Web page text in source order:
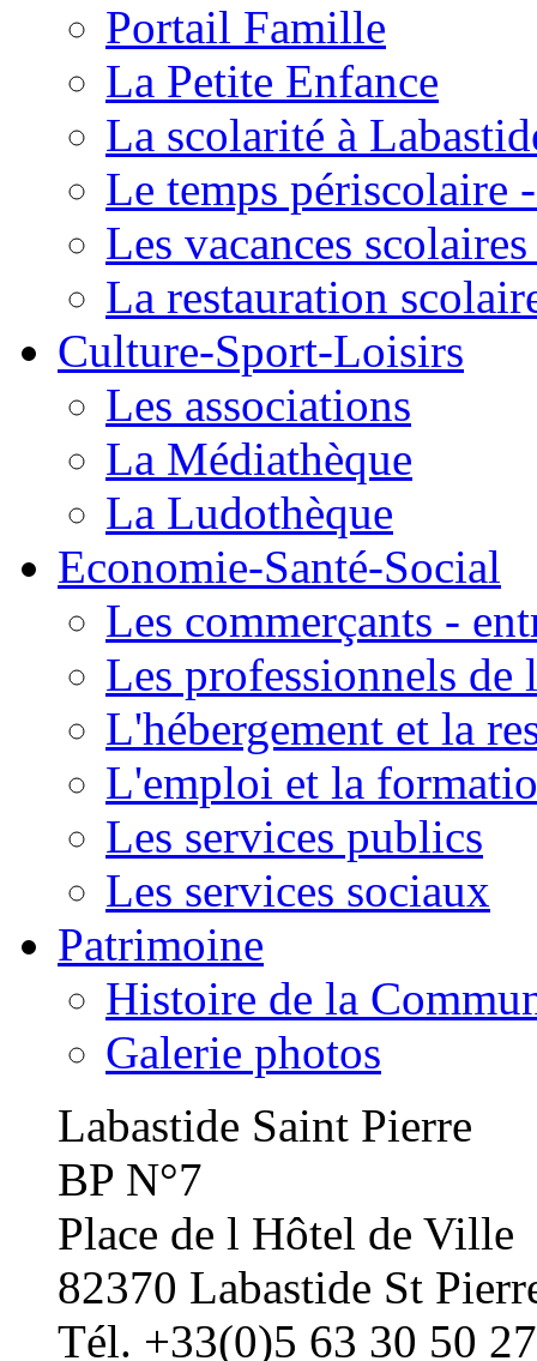
Portail Famille
La Petite Enfance
La scolarité à
Le temps périscolaire
Les vacances
La restauration
Culture-Sport-Loisirs
Les associations
La Médiathèque
La Ludothèque
Economie-Santé-Social
Les commerçants -
Les professionnels de
L'hébergement et la
L'emploi et la
Les services publics
Les services sociaux
Patrimoine
Histoire de la
Galerie photos
Labastide Saint Pierre
BP N°7
Place de l Hôtel de Ville
82370 Labastide St
Tél. +33(0)5 63 30 50 27